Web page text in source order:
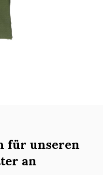
für unseren
an